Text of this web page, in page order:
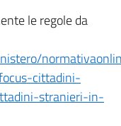
le regole da
cittadini-
stranieri-in-